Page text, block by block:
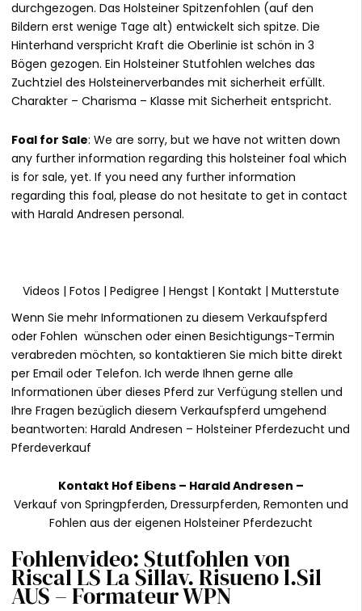
durchgezogen. Das Holsteiner Spitzenfohlen (auf den
Bildern erst wenige Tage alt) entwickelt sich spitze. Die
Hinterhand verspricht Kraft die Oberlinie ist schön in 3
Bögen gezogen. Ein Holsteiner Stutfohlen welches das
Zuchtziel des Holsteinerverbandes mit sicherheit erfüllt.
Charakter – Charisma – Klasse mit Sicherheit entspricht.
Foal for Sale: We are sorry, but we have not written down
any further information regarding this holsteiner foal which
is for sale, yet. If you need any further information
regarding this foal, please do not hesitate to get in contact
with Harald Andresen personal.
Videos | Fotos | Pedigree | Hengst | Kontakt | Mutterstute
Wenn Sie mehr Informationen zu diesem Verkaufspferd
oder Fohlen wünschen oder einen Besichtigungs-Termin
verabreden möchten, so kontaktieren Sie mich bitte direkt
per Email oder Telefon. Ich werde Ihnen gerne alle
Informationen über dieses Pferd zur Verfügung stellen und
Ihre Fragen bezüglich diesem Verkaufspferd umgehend
beantworten: Harald Andresen – Holsteiner Pferdezucht und
Pferdeverkauf
Kontakt Hof Eibens – Harald Andresen –
Verkauf von Springpferden, Dressurpferden, Remonten und
Fohlen aus der eigenen Holsteiner Pferdezucht
Fohlenvideo: Stutfohlen von
Riscal LS La Sillav. Risueno l.Sil
AUS – Formateur WPN